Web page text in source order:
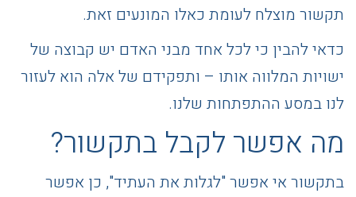
תקשור מוצלח לעומת כאלו המונעים זאת.
כדאי להבין כי לכל אחד מבני האדם יש קבוצה של
ישויות המלווה אותו – ותפקידם של אלה הוא לעזור
לנו במסע ההתפתחות שלנו.
מה אפשר לקבל בתקשור?
בתקשור אי אפשר "לגלות את העתיד", כן אפשר